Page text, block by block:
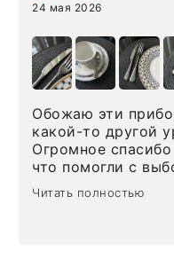
24 мая 2026
Обожаю эти
какой-то другой
Огромное
что помогли с
доставкой и
была здесь
внутри очень
Читать полностью